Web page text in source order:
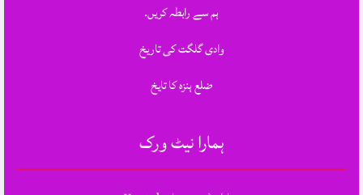
ہم سے رابطہ کریں.
وادی گلگت کی تاریخ
ضلع ہنزہ کا تایخ
ہمارا نیٹ ورک